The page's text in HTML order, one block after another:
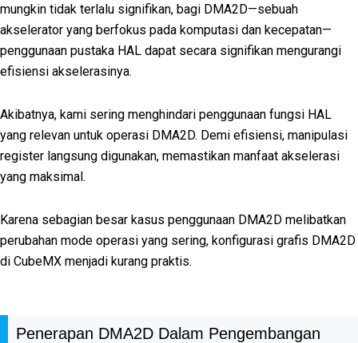
mungkin tidak terlalu signifikan, bagi DMA2D—sebuah
akselerator yang berfokus pada komputasi dan kecepatan—
penggunaan pustaka HAL dapat secara signifikan mengurangi
efisiensi akselerasinya.
Akibatnya, kami sering menghindari penggunaan fungsi HAL
yang relevan untuk operasi DMA2D. Demi efisiensi, manipulasi
register langsung digunakan, memastikan manfaat akselerasi
yang maksimal.
Karena sebagian besar kasus penggunaan DMA2D melibatkan
perubahan mode operasi yang sering, konfigurasi grafis DMA2D
di CubeMX menjadi kurang praktis.
Penerapan DMA2D Dalam Pengembangan